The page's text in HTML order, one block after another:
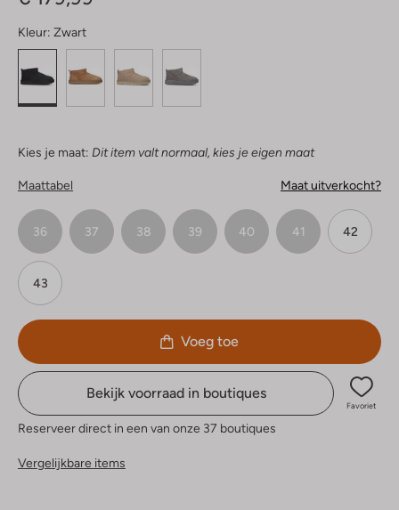
Kleur: Zwart
Kies je maat: Dit item valt normaal, kies je eigen maat
Maattabel Maat uitverkocht?
36 37 38 39 40 41 42
43
Voeg toe
Bekijk voorraad in boutiques
Favoriet
Reserveer direct in een van onze 37 boutiques
Vergelijkbare items